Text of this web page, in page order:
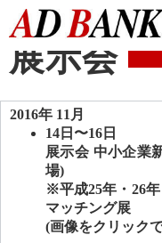
展示会
2016年 11月
14日〜16日
展示会 中小企業
場)
※平成25年・26
マッチング展
(画像をクリック